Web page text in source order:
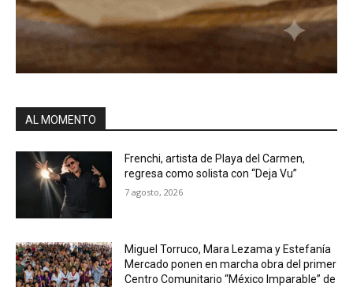
AL MOMENTO
Frenchi, artista de Playa del Carmen,
regresa como solista con “Deja Vu”
7 agosto, 2026
Miguel Torruco, Mara Lezama y Estefanía
Mercado ponen en marcha obra del primer
Centro Comunitario “México Imparable” de